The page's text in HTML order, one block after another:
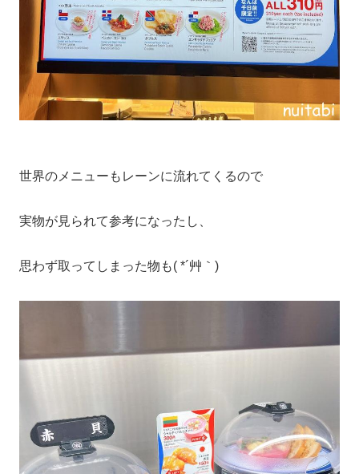
世界のメニューもレーンに流れてくるので
実物が見られて参考になったし、
思わず取ってしまった物も( *´艸｀)